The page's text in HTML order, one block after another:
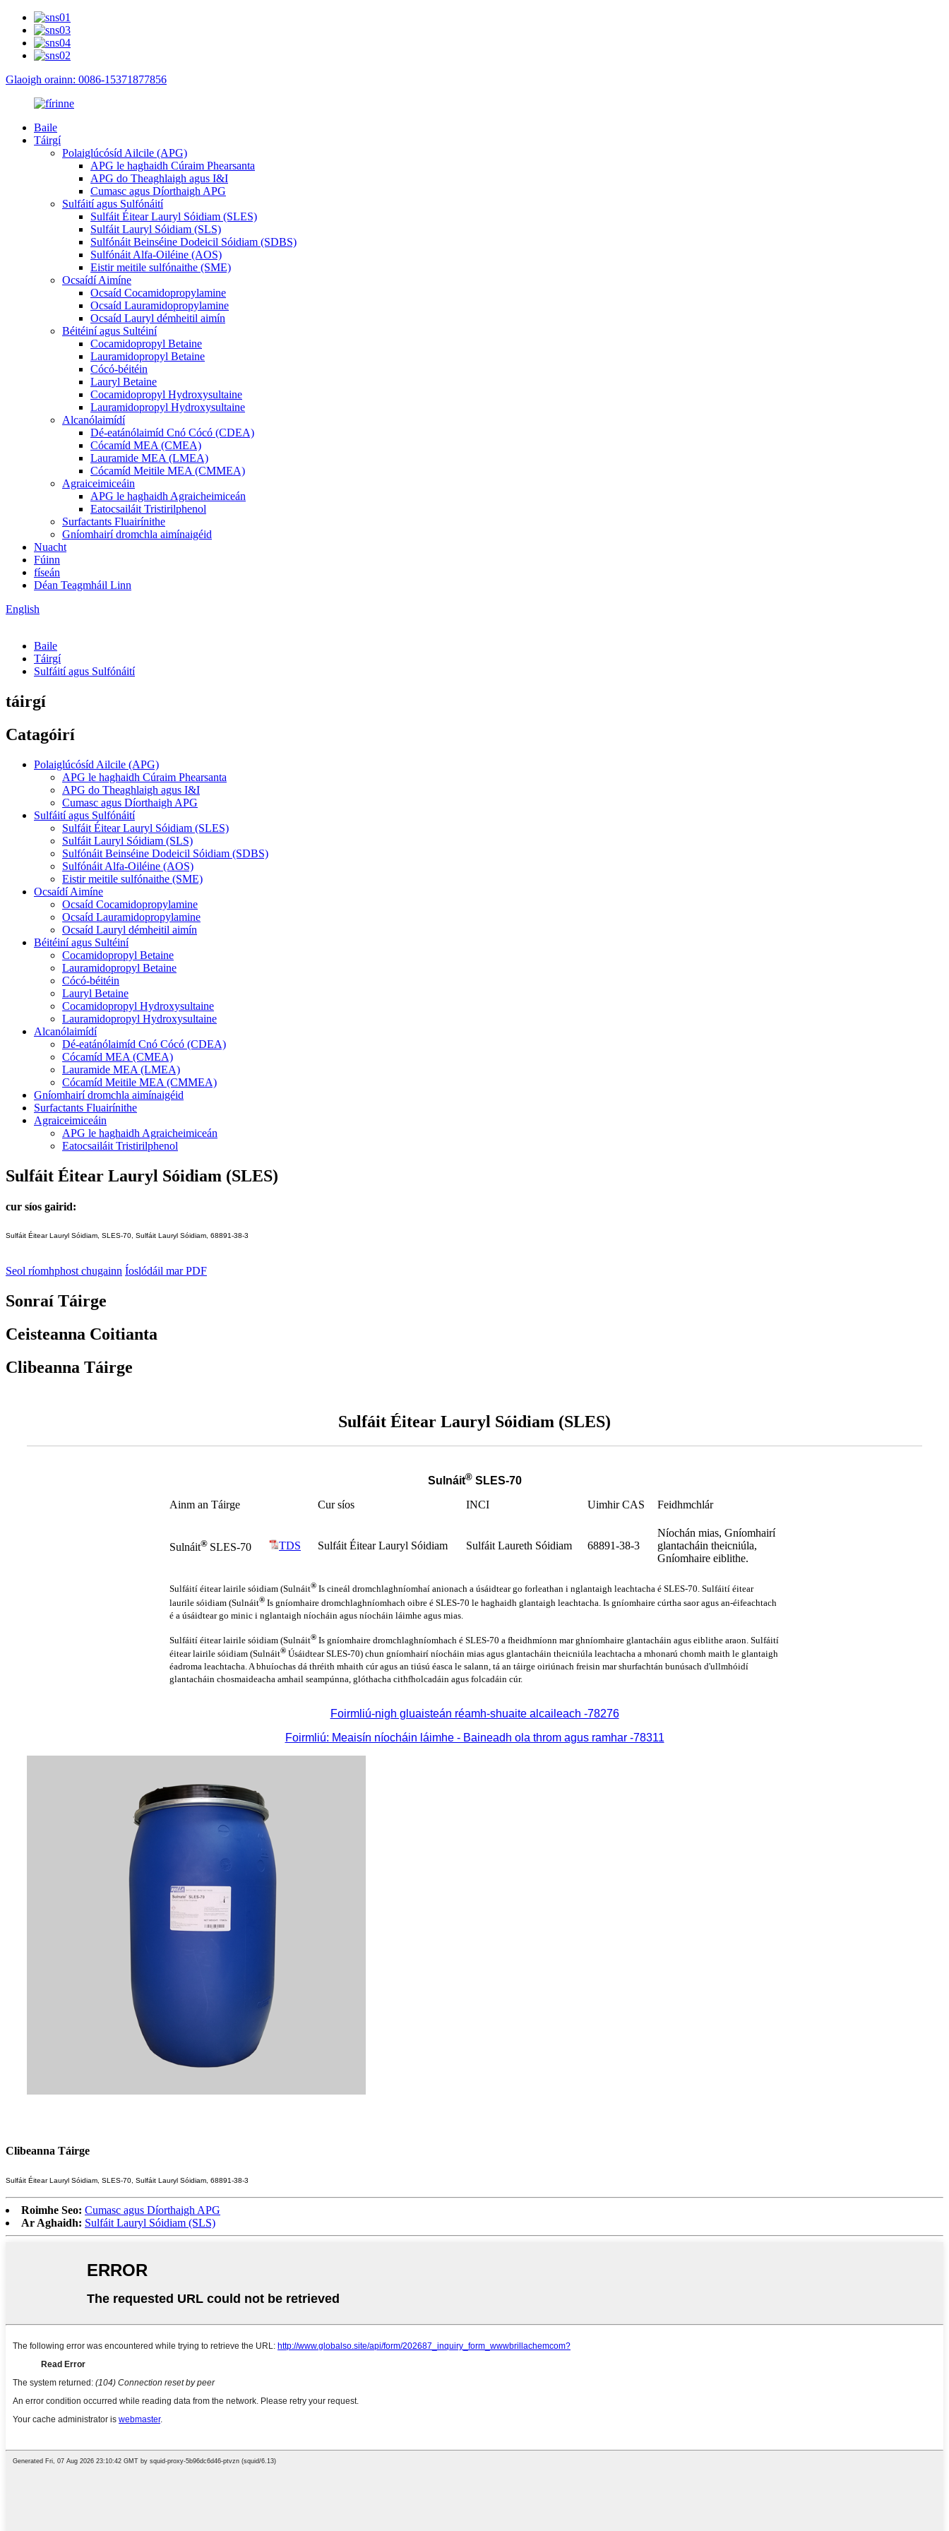
Glaoigh orainn: 0086-15371877856
Baile
Táirgí
Polaiglúcósíd Ailcile (APG)
APG le haghaidh Cúraim Phearsanta
APG do Theaghlaigh agus I&I
Cumasc agus Díorthaigh APG
Sulfáití agus Sulfónáití
Sulfáit Éitear Lauryl Sóidiam (SLES)
Sulfáit Lauryl Sóidiam (SLS)
Sulfónáit Beinséine Dodeicil Sóidiam (SDBS)
Sulfónáit Alfa-Oiléine (AOS)
Eistir meitile sulfónaithe (SME)
Ocsaídí Aimíne
Ocsaíd Cocamidopropylamine
Ocsaíd Lauramidopropylamine
Ocsaíd Lauryl démheitil aimín
Béitéiní agus Sultéiní
Cocamidopropyl Betaine
Lauramidopropyl Betaine
Cócó-béitéin
Lauryl Betaine
Cocamidopropyl Hydroxysultaine
Lauramidopropyl Hydroxysultaine
Alcanólaimídí
Dé-eatánólaimíd Cnó Cócó (CDEA)
Cócamíd MEA (CMEA)
Lauramide MEA (LMEA)
Cócamíd Meitile MEA (CMMEA)
Agraiceimiceáin
APG le haghaidh Agraicheimiceán
Eatocsailáit Tristirilphenol
Surfactants Fluairínithe
Gníomhairí dromchla aimínaigéid
Nuacht
Fúinn
físeán
Déan Teagmháil Linn
English
Baile
Táirgí
Sulfáití agus Sulfónáití
táirgí
Catagóirí
Polaiglúcósíd Ailcile (APG)
APG le haghaidh Cúraim Phearsanta
APG do Theaghlaigh agus I&I
Cumasc agus Díorthaigh APG
Sulfáití agus Sulfónáití
Sulfáit Éitear Lauryl Sóidiam (SLES)
Sulfáit Lauryl Sóidiam (SLS)
Sulfónáit Beinséine Dodeicil Sóidiam (SDBS)
Sulfónáit Alfa-Oiléine (AOS)
Eistir meitile sulfónaithe (SME)
Ocsaídí Aimíne
Ocsaíd Cocamidopropylamine
Ocsaíd Lauramidopropylamine
Ocsaíd Lauryl démheitil aimín
Béitéiní agus Sultéiní
Cocamidopropyl Betaine
Lauramidopropyl Betaine
Cócó-béitéin
Lauryl Betaine
Cocamidopropyl Hydroxysultaine
Lauramidopropyl Hydroxysultaine
Alcanólaimídí
Dé-eatánólaimíd Cnó Cócó (CDEA)
Cócamíd MEA (CMEA)
Lauramide MEA (LMEA)
Cócamíd Meitile MEA (CMMEA)
Gníomhairí dromchla aimínaigéid
Surfactants Fluairínithe
Agraiceimiceáin
APG le haghaidh Agraicheimiceán
Eatocsailáit Tristirilphenol
Sulfáit Éitear Lauryl Sóidiam (SLES)
cur síos gairid:
Sulfáit Éitear Lauryl Sóidiam, SLES-70, Sulfáit Lauryl Sóidiam, 68891-38-3
Seol ríomhphost chugainn Íoslódáil mar PDF
Sonraí Táirge
Ceisteanna Coitianta
Clibeanna Táirge
Sulfáit Éitear Lauryl Sóidiam (SLES)
Sulnáit® SLES-70
Ainm an Táirge
Cur síos INCI Uimhir CAS Feidhmchlár
Sulnáit® SLES-70 TDS Sulfáit Éitear Lauryl Sóidiam Sulfáit Laureth Sóidiam 68891-38-3
Níochán mias, Gníomhairí
glantacháin theicniúla,
Gníomhaire eiblithe.
Sulfáití éitear lairile sóidiam (Sulnáit® Is cineál dromchlaghníomhaí anionach a úsáidtear go forleathan i nglantaigh leachtacha é SLES-70. Sulfáití éitear
laurile sóidiam (Sulnáit® Is gníomhaire dromchlaghníomhach oibre é SLES-70 le haghaidh glantaigh leachtacha. Is gníomhaire cúrtha saor agus an-éifeachtach
é a úsáidtear go minic i nglantaigh níocháin agus níocháin láimhe agus mias.
Sulfáití éitear lairile sóidiam (Sulnáit® Is gníomhaire dromchlaghníomhach é SLES-70 a fheidhmíonn mar ghníomhaire glantacháin agus eiblithe araon. Sulfáití
éitear lairile sóidiam (Sulnáit® Úsáidtear SLES-70) chun gníomhairí níocháin mias agus glantacháin theicniúla leachtacha a mhonarú chomh maith le glantaigh
éadroma leachtacha. A bhuíochas dá thréith mhaith cúr agus an tiúsú éasca le salann, tá an táirge oiriúnach freisin mar shurfachtán bunúsach d'ullmhóidí
glantacháin chosmaideacha amhail seampúnna, glóthacha cithfholcadáin agus folcadáin cúr.
Foirmliú-nigh gluaisteán réamh-shuaite alcaileach -78276
Foirmliú: Meaisín níocháin láimhe - Baineadh ola throm agus ramhar -78311
Clibeanna Táirge
Sulfáit Éitear Lauryl Sóidiam, SLES-70, Sulfáit Lauryl Sóidiam, 68891-38-3
Roimhe Seo: Cumasc agus Díorthaigh APG
Ar Aghaidh: Sulfáit Lauryl Sóidiam (SLS)